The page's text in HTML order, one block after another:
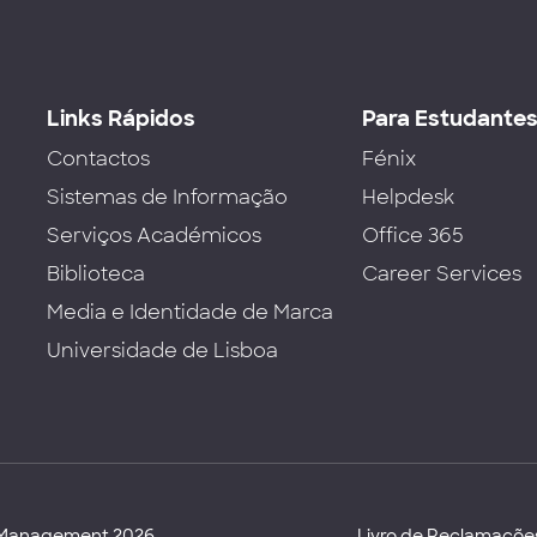
Links Rápidos
Contactos
Sistemas de Informação
Serviços Académicos
Biblioteca
Media e Identidade de Marca
Universidade de Lisboa
Para
Fénix
Helpdesk
Office 365
Career Services